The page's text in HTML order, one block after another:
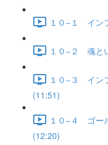
１０−１ イン
１０−２ 魂と
１０−３ イン
(11:51)
１０−４ ゴー
(12:20)